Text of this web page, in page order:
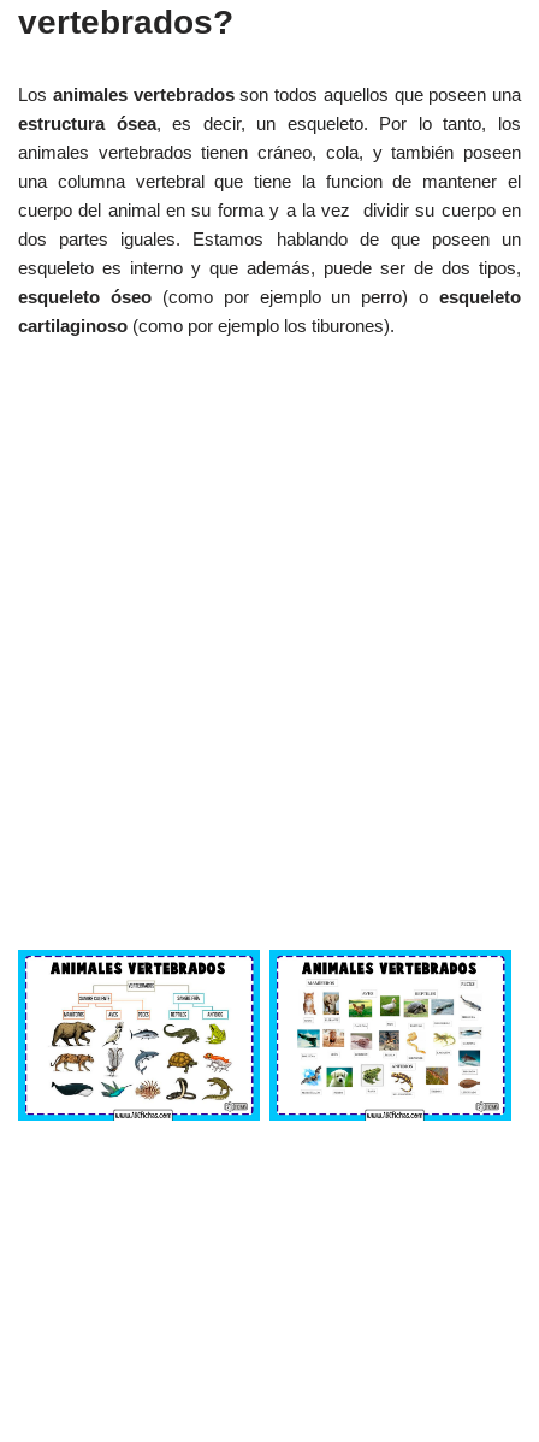
vertebrados?
Los animales vertebradosson todos aquellos que poseen una
estructura ósea, es decir, un esqueleto. Por lo tanto, los
animales vertebrados tienen cráneo, cola, y también poseen
una columna vertebral que tiene la funcion de mantener el
cuerpo del animal en su forma y a la vez dividir su cuerpo en
dos partes iguales. Estamos hablando de que poseen un
esqueleto es interno y que además, puede ser de dos tipos,
esqueleto óseo(como por ejemplo un perro) o esqueleto
cartilaginoso (como por ejemplo los tiburones).